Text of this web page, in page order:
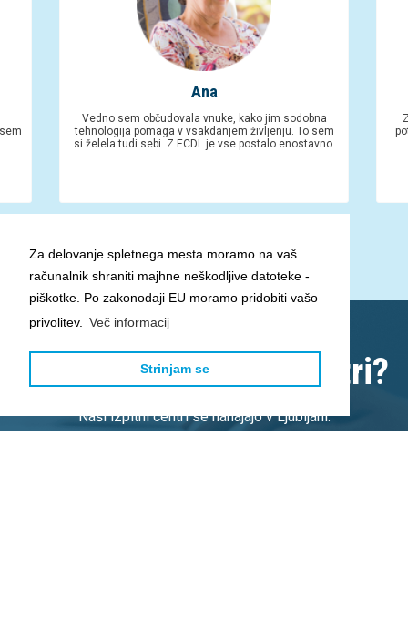
Za delovanje spletnega mesta moramo na vaš
računalnik shraniti majhne neškodljive datoteke -
piškotke. Po zakonodaji EU moramo pridobiti vašo
privolitev. Več informacij
Strinjam se
Ana
Vedno sem občudovala vnuke, kako jim sodobna
tehnologija pomaga v vsakdanjem življenju. To sem
si želela tudi sebi. Z ECDL je vse postalo enostavno.
Kje so naši izpitni centri?
Naši izpitni centri se nahajajo v Ljubljani.
Pišite nam za izvedbo tečaja v vašem kraju.